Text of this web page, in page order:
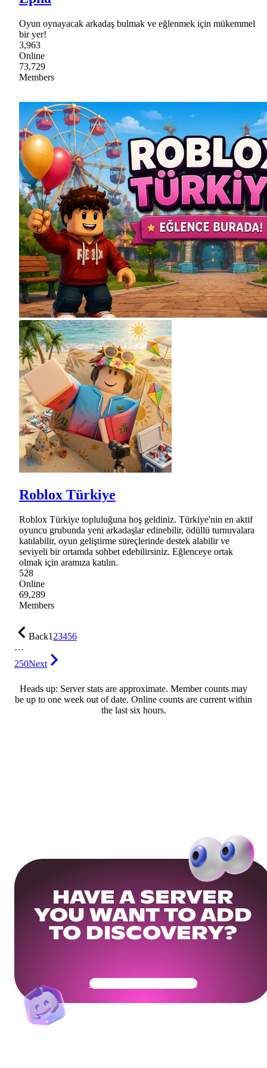
Oyun oynayacak arkadaş bulmak ve eğlenmek için mükemmel
bir yer!
3,963
Online
73,729
Members
Roblox Türkiye
Roblox Türkiye topluluğuna hoş geldiniz. Türkiye'nin en aktif
oyuncu grubunda yeni arkadaşlar edinebilir, ödüllü turnuvalara
katılabilir, oyun geliştirme süreçlerinde destek alabilir ve
seviyeli bir ortamda sohbet edebilirsiniz. Eğlenceye ortak
olmak için aramıza katılın.
528
Online
69,289
Members
Back123456
…
250Next
Heads up: Server stats are approximate. Member counts may
be up to one week out of date. Online counts are current within
the last six hours.
HAVE A SERVER
YOU WANT TO ADD
TO DISCOVERY?
Get Your Community Ready